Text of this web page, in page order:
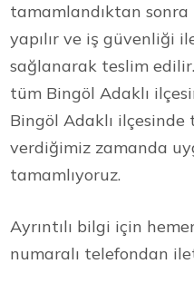
tamamlandıktan
yapılır ve iş güvenliği
sağlanarak teslim
tüm Bingöl Adaklı
Bingöl Adaklı
verdiğimiz zamanda
tamamlıyoruz.
Ayrıntılı bilgi için
numaralı telefondan